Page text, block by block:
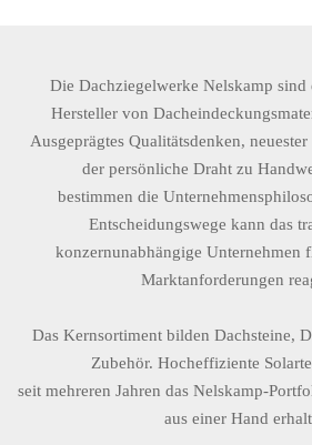
Die Dachziegelwerke Nelskamp sind
Hersteller von
Ausgeprägtes Qualitätsdenken,
der persönliche Draht zu
bestimmen die
Entscheidungswege kann das
konzernunabhängige Unternehmen
Marktanforderungen
Das Kernsortiment bilden Dachsteine,
Zubehör. Hocheffiziente
seit mehreren Jahren das Nelskamp-
aus einer Hand